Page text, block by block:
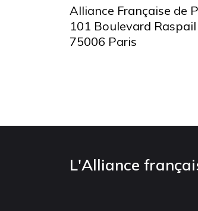
Alliance Française de
101 Boulevard Raspail
75006 Paris
L'Alliance